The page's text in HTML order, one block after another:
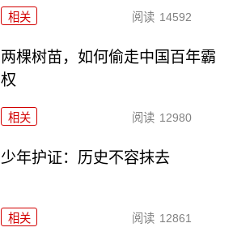
相关 阅读 14592
两棵树苗，如何偷走中国百年霸
权
相关 阅读 12980
少年护证：历史不容抹去
相关 阅读 12861